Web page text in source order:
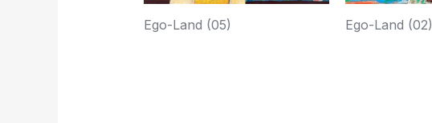
Ego-Land (05) Ego-Land (02)